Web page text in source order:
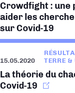
Crowdfight :
aider les
sur Covid-19
15.05.2020
TERRE
La théorie du
Covid-19